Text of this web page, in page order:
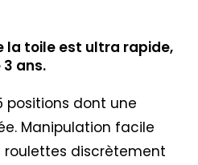
la toile est ultra rapide,
ans.
positions dont une
Manipulation facile
roulettes discrètement